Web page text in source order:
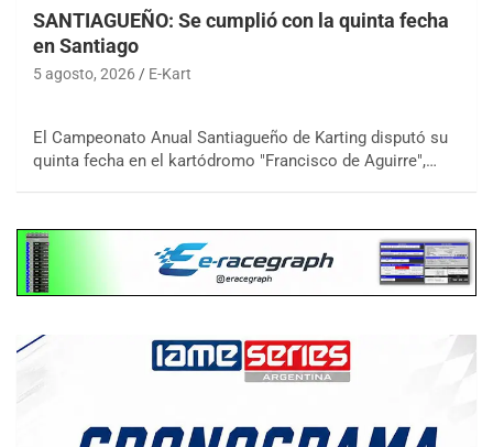
SANTIAGUEÑO: Se cumplió con la quinta fecha
en Santiago
5 agosto, 2026 E-Kart
El Campeonato Anual Santiagueño de Karting disputó su
quinta fecha en el kartódromo "Francisco de Aguirre",…